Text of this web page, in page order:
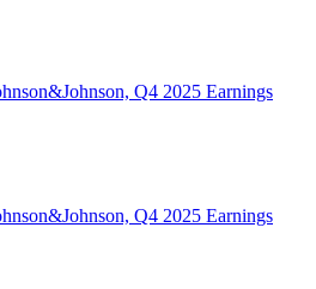
Q4 2025 Earnings
Q4 2025 Earnings